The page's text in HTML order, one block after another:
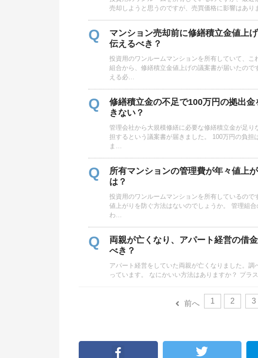
売却しようと思うのですが、売買価格に影響はあ
Q
マンション売却前に修繕積立金値上
伝えるべき？
投資用のワンルームマンションを所有していて、
組合から、修繕積立金値上げの議案書が届いたの
える必…
Q
修繕積立金の不足で100万円の拠出
きない？
管理会社から大規模修繕に必要な修繕積立金が足り
担するという議案書が届きました。 100万円の負担
ま…
Q
所有マンションの管理費が年々値上
は？
投資用のワンルームマンションを所有しているので
値上がりを防ぐ方法はないのでしょうか。 管理組
わ…
Q
両親が亡くなり、アパート経営の借
べき？
アパート経営をしていた両親が亡くなりました。
っています。 なにかいい方法はありますか？ プラ
前へ 1 2 3